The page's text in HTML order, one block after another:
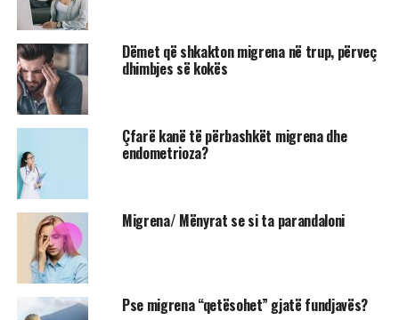
Dëmet që shkakton migrena në trup, përveç
dhimbjes së kokës
Çfarë kanë të përbashkët migrena dhe
endometrioza?
Migrena/ Mënyrat se si ta parandaloni
Pse migrena “qetësohet” gjatë fundjavës?